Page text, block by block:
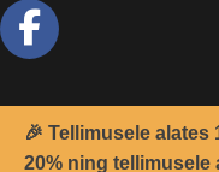
2021 - Teemant&
🎉 Tellimusele
20% ning tellimusele